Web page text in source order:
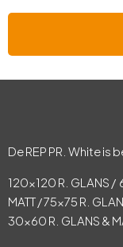
De REP PR. White
120×120 R. GLANS /
MATT / 75×75 R.
30×60 R. GLANS &